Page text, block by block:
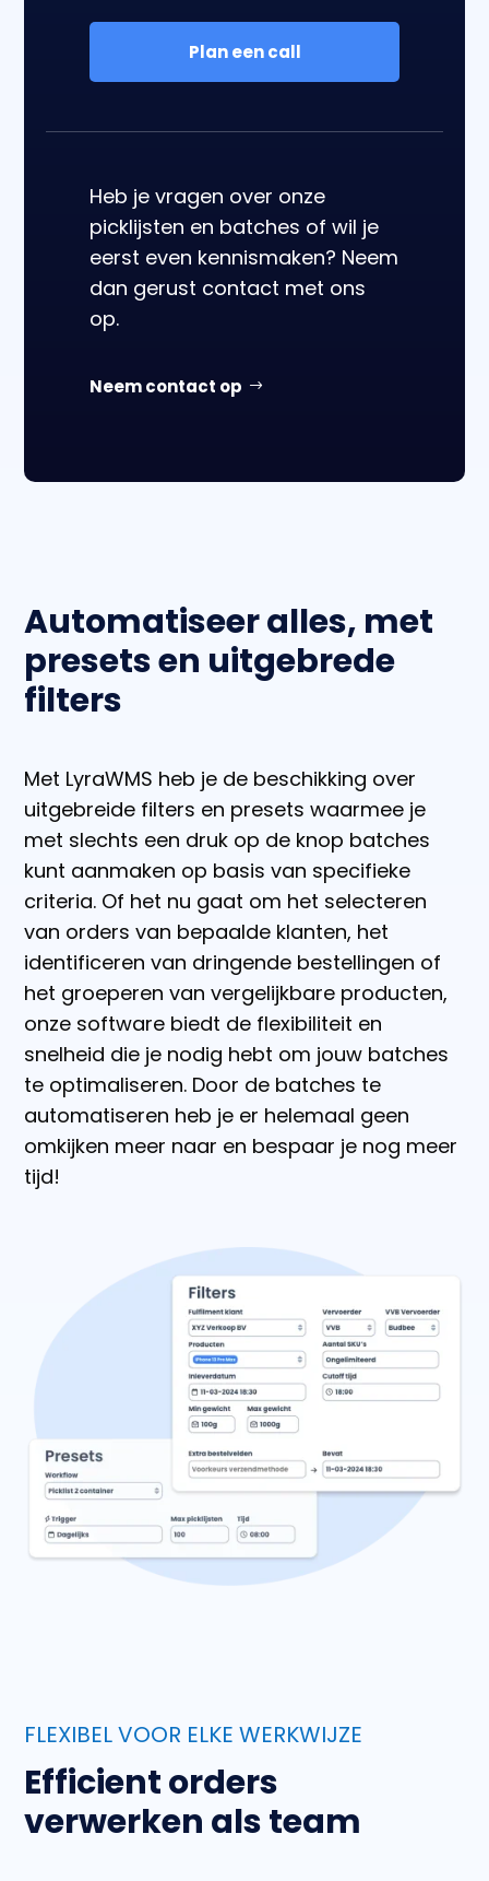
Plan een call
Heb je vragen over onze
picklijsten en batches of wil je
eerst even kennismaken? Neem
dan gerust contact met ons
op.
Neem contact op
Automatiseer alles, met
presets en uitgebrede
filters
Met LyraWMS heb je de beschikking over
uitgebreide filters en presets waarmee je
met slechts een druk op de knop batches
kunt aanmaken op basis van specifieke
criteria. Of het nu gaat om het selecteren
van orders van bepaalde klanten, het
identificeren van dringende bestellingen of
het groeperen van vergelijkbare producten,
onze software biedt de flexibiliteit en
snelheid die je nodig hebt om jouw batches
te optimaliseren. Door de batches te
automatiseren heb je er helemaal geen
omkijken meer naar en bespaar je nog meer
tijd!
FLEXIBEL VOOR ELKE WERKWIJZE
Efficient orders
verwerken als team